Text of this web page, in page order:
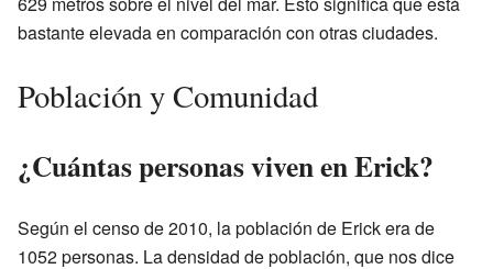
bastante elevada en comparación con otras ciudades.
Población y Comunidad
¿Cuántas personas viven en Erick?
Según el censo de 2010, la población de Erick era de
1052 personas. La densidad de población, que nos dice